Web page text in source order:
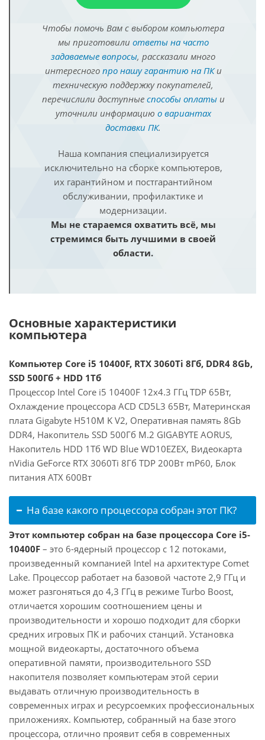
Чтобы помочь Вам с выбором компьютера
мы приготовили ответы на часто
задаваемые вопросы, рассказали много
интересного про нашу гарантию на ПКи
техническую поддержку покупателей,
перечислили доступные способы оплатыи
уточнили информацию о вариантах
доставки ПК.
Наша компания специализируется
исключительно на сборке компьютеров,
их гарантийном и постгарантийном
обслуживании, профилактике и
модернизации.
Мы не стараемся охватить всё, мы
стремимся быть лучшими в своей
области.
Основные характеристики
компьютера
Компьютер Core i5 10400F, RTX 3060Ti 8Гб, DDR4 8Gb,
SSD 500Гб + HDD 1Тб
Процессор Intel Core i5 10400F 12x4.3 ГГц TDP 65Вт,
Охлаждение процессора ACD CD5L3 65Вт, Материнская
плата Gigabyte H510M K V2, Оперативная память 8Gb
DDR4, Накопитель SSD 500Гб M.2 GIGABYTE AORUS,
Накопитель HDD 1Тб WD Blue WD10EZEX, Видеокарта
nVidia GeForce RTX 3060Ti 8Гб TDP 200Вт mP60, Блок
питания ATX 600Вт
На базе какого процессора собран этот ПК?
Этот компьютер собран на базе процессора Core i5-
10400F – это 6-ядерный процессор с 12 потоками,
произведенный компанией Intel на архитектуре Comet
Lake. Процессор работает на базовой частоте 2,9 ГГц и
может разгоняться до 4,3 ГГц в режиме Turbo Boost,
отличается хорошим соотношением цены и
производительности и хорошо подходит для сборки
средних игровых ПК и рабочих станций. Установка
мощной видеокарты, достаточного объема
оперативной памяти, производительного SSD
накопителя позволяет компьютерам этой серии
выдавать отличную производительность в
современных играх и ресурсоемких профессиональных
приложениях. Компьютер, собранный на базе этого
процессора, отлично проявит себя в современных